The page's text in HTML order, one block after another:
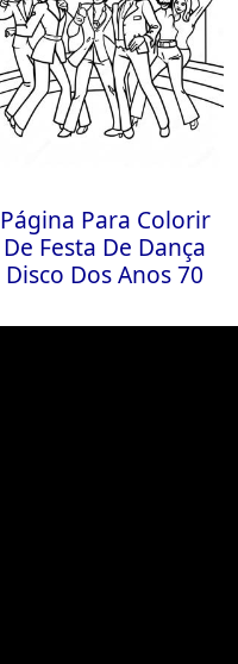
Página Para Colorir
De Festa De Dança
Disco Dos Anos 70